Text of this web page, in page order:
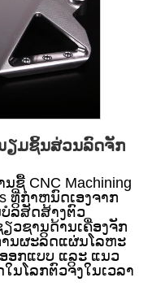
ຽມຊິ້ນສ່ວນລົດຈັກ
ຊື້ CNC Machining
ທີ່ກໍາຫນົດເອງຈາກ
ບໍລິສັດສ້າງຕົວ
ວຊານດ້ານເຄື່ອງຈັກ
ນຜະລິດແຜ່ນໂລຫະ
ອກແບບ ແລະ ແນວ
ນໂລກຕົວຈິງໃນເວລາ